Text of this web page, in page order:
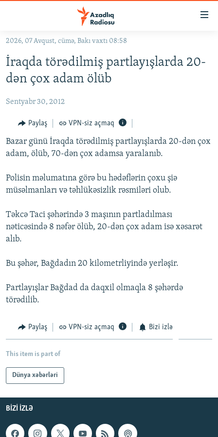
Əsas
qayıt
Əsas
naviqasiyaya
qayıt
#İZAHLA
KORRUPSIOMETR
#ƏSLINDƏ
FƏRQƏ BAX
QANUNI DOĞRU
ARAŞDIRMA
MULTIMEDIA
VIDEO
FOTOQALEREYA
İNFOQRAFIKA
RADIO ARXIV
OXU ZALI
AZƏRBAYCAN ƏDƏBIYYATI KITABXANASI
İZ - MƏDƏNIYYƏT PROQRAMI
HAQQIMIZDA
MISSIYAMIZ
MATERIALLARIMIZDAN ISTIFADƏ
BIZIMLƏ ƏLAQƏ
BIZI IZLƏ
RFE/RL-in bütün saytları
2026, 07 Avqust, cümə, Bakı vaxtı 08:58
İraqda törədilmiş partlayışlarda 20-
dən çox adam ölüb
Sentyabr 30, 2012
Paylaş VPN-siz açmaq
Bazar günü İraqda törədilmiş partlayışlarda 20-dən çox
adam, ölüb, 70-dən çox adamsa yaralanıb.
Polisin məlumatına görə bu hədəflərin çoxu şiə
müsəlmanları və təhlükəsizlik rəsmiləri olub.
Təkcə Taci şəhərində 3 maşının partladılması
nəticəsində 8 nəfər ölüb, 20-dən çox adam isə xəsarət
alıb.
Bu şəhər, Bağdadın 20 kilometrliyində yerləşir.
Partlayışlar Bağdad da daqxil olmaqla 8 şəhərdə
törədilib.
Paylaş VPN-siz açmaq Bizi izlə
This item is part of
Dünya xəbərləri
BIZI IZLƏ